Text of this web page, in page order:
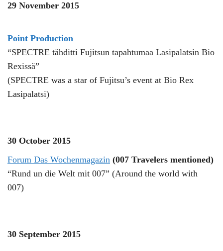
29 November 2015
Point Production
“SPECTRE tähditti Fujitsun tapahtumaa Lasipalatsin Bio
Rexissä”
(SPECTRE was a star of Fujitsu’s event at Bio Rex
Lasipalatsi)
30 October 2015
Forum Das Wochenmagazin (007 Travelers mentioned)
“Rund un die Welt mit 007” (Around the world with
007)
30 September 2015